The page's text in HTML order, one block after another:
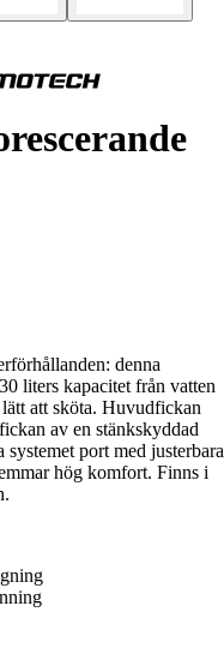
denna
liters kapacitet från vatten
att sköta. Huvudfickan
av en stänkskyddad
port med justerbara
hög komfort. Finns i